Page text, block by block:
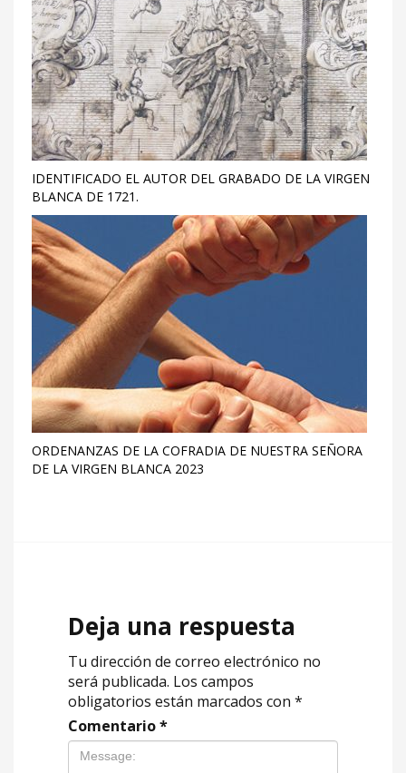
IDENTIFICADO EL AUTOR DEL GRABADO DE LA VIRGEN
BLANCA DE 1721.
ORDENANZAS DE LA COFRADIA DE NUESTRA SEÑORA
DE LA VIRGEN BLANCA 2023
Deja una respuesta
Tu dirección de correo electrónico no
será publicada. Los campos
obligatorios están marcados con *
Comentario*